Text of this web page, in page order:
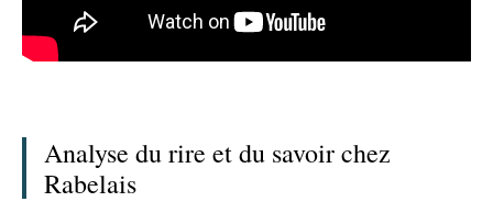
Analyse du rire et du savoir chez
Rabelais